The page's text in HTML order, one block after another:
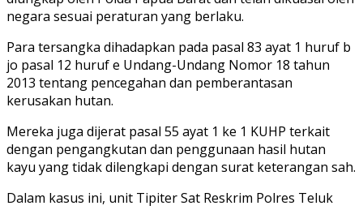
negara sesuai peraturan yang berlaku.
Para tersangka dihadapkan pada pasal 83 ayat 1 huruf b
jo pasal 12 huruf e Undang-Undang Nomor 18 tahun
2013 tentang pencegahan dan pemberantasan
kerusakan hutan.
Mereka juga dijerat pasal 55 ayat 1 ke 1 KUHP terkait
dengan pengangkutan dan penggunaan hasil hutan
kayu yang tidak dilengkapi dengan surat keterangan sah.
Dalam kasus ini, unit Tipiter Sat Reskrim Polres Teluk